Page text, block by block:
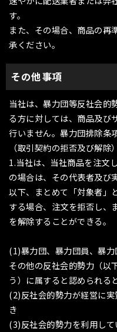
す。
また、その場合、商品の再
承ください。
その他事項
当社は、暴力団等反社会的
る方に対しては、商品及び
行いません。暴力団排除条
（取引契約の拒否及び解除）
1.当社は、当社商品を注文
の場合は、その代表者及び
以下、まとめて「対象者」
する場合、注文を拒否し、
を解除することができる。
(1)暴力団、暴力団員、暴
その他の反社会的勢力（以
う）に属すると認められる
(2)反社会的勢力が経営に
き
(3)反社会的勢力を利用し